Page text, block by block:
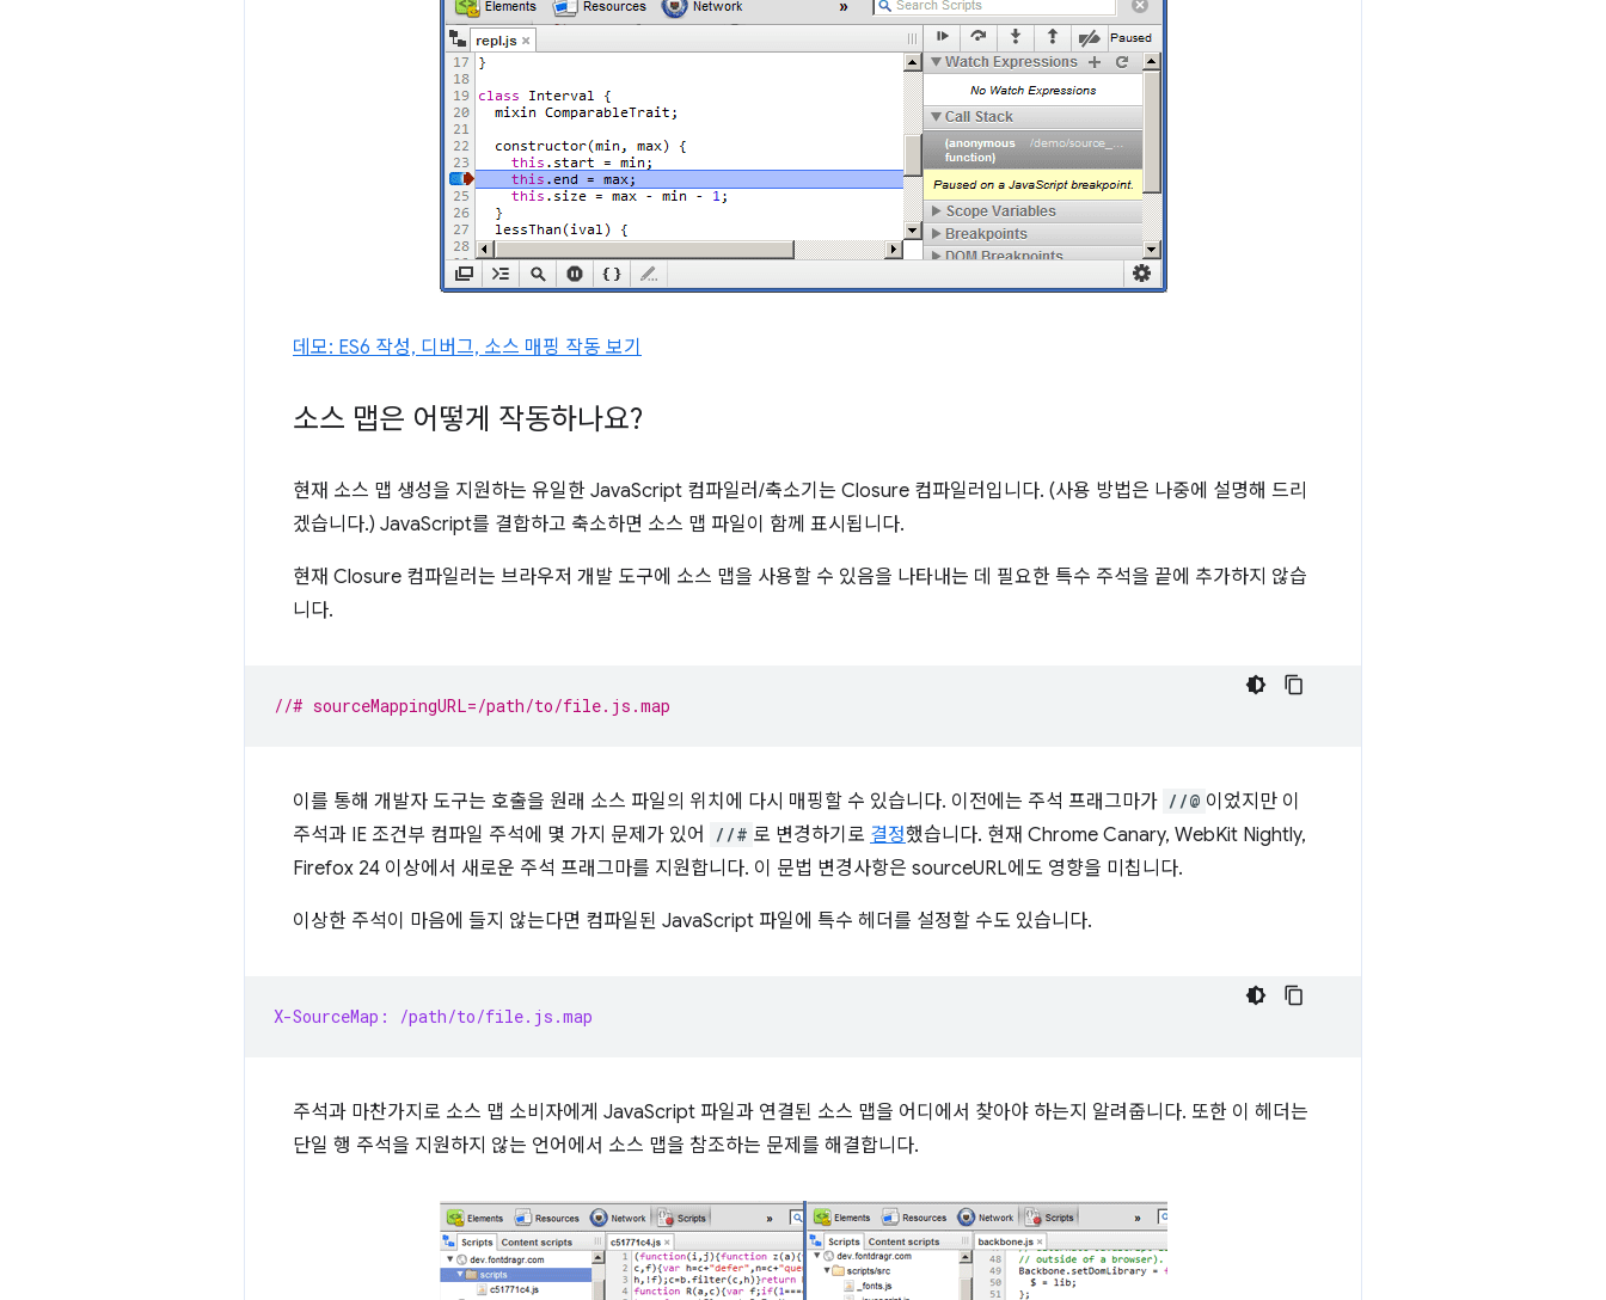
데모: ES6 작성, 디버그, 소스 매핑 작동 보기
소스 맵은 어떻게 작동하나요?
현재 소스 맵 생성을 지원하는 유일한 JavaScript 컴파일러/축소기는 Closure 컴파일러입니다. (사용 방법은 나중에 설명해 드리
겠습니다.) JavaScript를 결합하고 축소하면 소스 맵 파일이 함께 표시됩니다.
현재 Closure 컴파일러는 브라우저 개발 도구에 소스 맵을 사용할 수 있음을 나타내는 데 필요한 특수 주석을 끝에 추가하지 않습
니다.
//# sourceMappingURL=/path/to/file.js.map
이를 통해 개발자 도구는 호출을 원래 소스 파일의 위치에 다시 매핑할 수 있습니다. 이전에는 주석 프래그마가 //@ 이었지만 이
주석과 IE 조건부 컴파일 주석에 몇 가지 문제가 있어
//# 로 변경하기로 결정했습니다. 현재 Chrome Canary, WebKit Nightly,
Firefox 24 이상에서 새로운 주석 프래그마를 지원합니다. 이 문법 변경사항은 sourceURL에도 영향을 미칩니다.
이상한 주석이 마음에 들지 않는다면 컴파일된 JavaScript 파일에 특수 헤더를 설정할 수도 있습니다.
X-SourceMap: /path/to/file.js.map
주석과 마찬가지로 소스 맵 소비자에게 JavaScript 파일과 연결된 소스 맵을 어디에서 찾아야 하는지 알려줍니다. 또한 이 헤더는
단일 행 주석을 지원하지 않는 언어에서 소스 맵을 참조하는 문제를 해결합니다.